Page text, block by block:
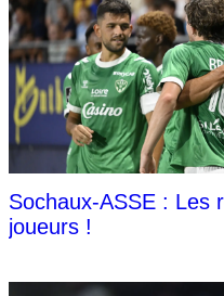
Sochaux-ASSE : Les
joueurs !